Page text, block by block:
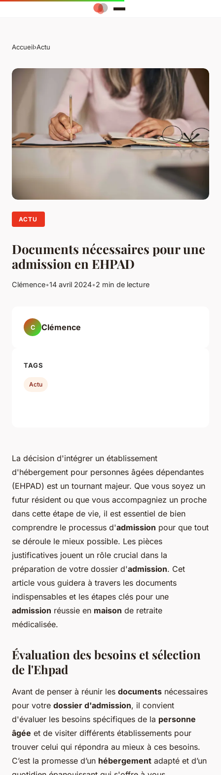
Accueil›Actu
ACTU
Documents nécessaires pour une
admission en EHPAD
Clémence•14 avril 2024•2 min de lecture
La décision d'intégrer un établissement
d'hébergement pour personnes âgées dépendantes
(EHPAD) est un tournant majeur. Que vous soyez un
futur résident ou que vous accompagniez un proche
dans cette étape de vie, il est essentiel de bien
comprendre le processus d'admission pour que tout
se déroule le mieux possible. Les pièces
justificatives jouent un rôle crucial dans la
préparation de votre dossier d'admission. Cet
article vous guidera à travers les documents
indispensables et les étapes clés pour une
admission réussie en maison de retraite
médicalisée.
Évaluation des besoins et sélection
de l'Ehpad
Avant de penser à réunir les documents nécessaires
pour votre dossier d'admission, il convient
d'évaluer les besoins spécifiques de la personne
âgée et de visiter différents établissements pour
trouver celui qui répondra au mieux à ces besoins.
C’est la promesse d’un hébergement adapté et d’un
C Clémence
TAGS
Actu